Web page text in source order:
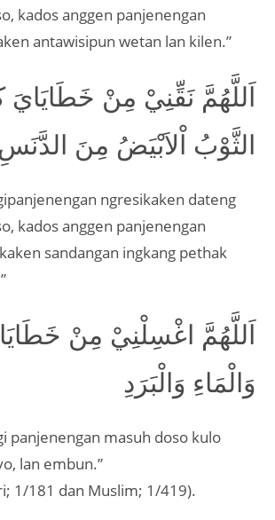
kados anggen panjenengan
antawisipun wetan lan kilen.”
اَللَّهُمَّ نَقِّنِيْ مِنْ خَطَايَايَ
الثَّوْبُ اْلاَبْيَضُ مِنَ الدَّنَسِ
ngresikaken dateng
kados anggen panjenengan
sandangan ingkang pethak
اَللَّهُمَّ اغْسِلْنِيْ مِنْ
وَالْمَاءِ وَالْبَرَدِ
panjenengan masuh doso kulo
lan embun.”
1/181 dan Muslim; 1/419).